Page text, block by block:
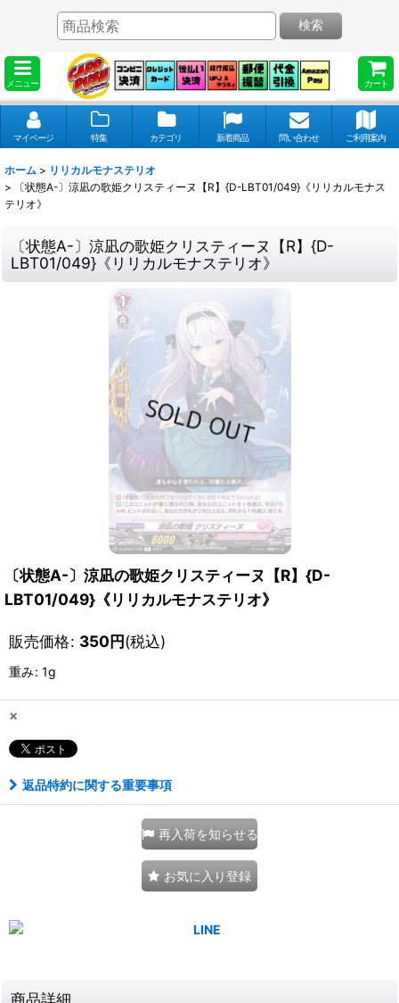
メニュー カート
検索
マイページ 特集 カテゴリ 新着商品 問い合わせ ご利用案内
ホーム > リリカルモナステリオ
>
〔状態A-〕涼凪の歌姫クリスティーヌ【R】{D-LBT01/049}《リリカルモナス
テリオ》
〔状態A-〕涼凪の歌姫クリスティーヌ【R】{D-
LBT01/049}《リリカルモナステリオ》
〔状態A-〕涼凪の歌姫クリスティーヌ【R】{D-
LBT01/049}《リリカルモナステリオ》
販売価格: 350円(税込)
重み: 1g
×
返品特約に関する重要事項
再入荷を知らせる
お気に入り登録
商品詳細